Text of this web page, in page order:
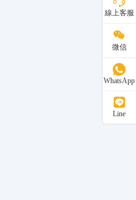
線上客服
微信
WhatsApp
Line